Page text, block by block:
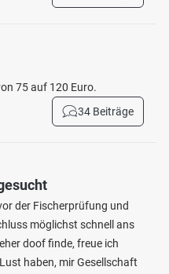
75 auf 120 Euro.
34 Beiträge
der Fischerprüfung und
möglichst schnell ans
doof finde, freue ich
haben, mir Gesellschaft